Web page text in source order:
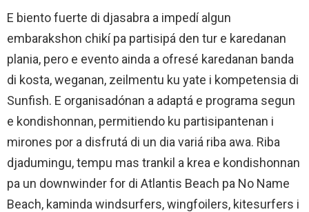
E biento fuerte di djasabra a impedí algun
embarakshon chikí pa partisipá den tur e karedanan
plania, pero e evento ainda a ofresé karedanan banda
di kosta, weganan, zeilmentu ku yate i kompetensia di
Sunfish. E organisadónan a adaptá e programa segun
e kondishonnan, permitiendo ku partisipantenan i
mirones por a disfrutá di un dia variá riba awa. Riba
djadumingu, tempu mas trankil a krea e kondishonnan
pa un downwinder for di Atlantis Beach pa No Name
Beach, kaminda windsurfers, wingfoilers, kitesurfers i